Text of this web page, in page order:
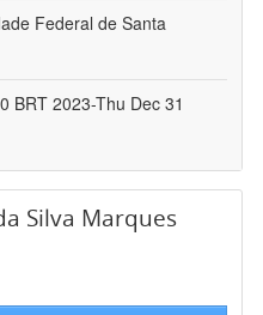
Federal de Santa
BRT 2023-Thu Dec 31
Silva Marques